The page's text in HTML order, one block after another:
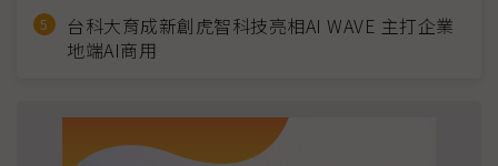
台科大育成新創虎智科技亮相AI WAVE 主打企業
地端AI商用